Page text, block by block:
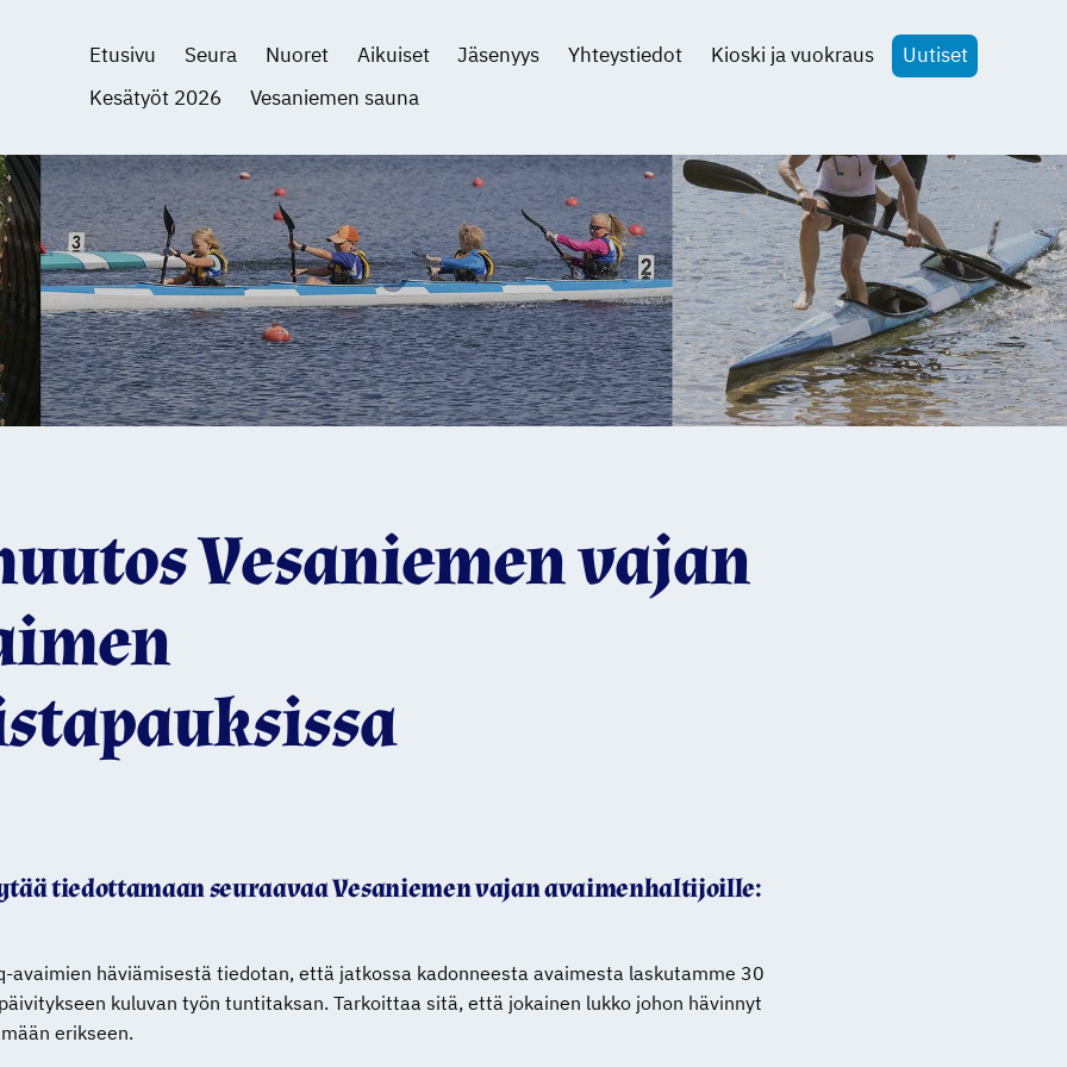
Etusivu Seura Nuoret Aikuiset Jäsenyys Yhteystiedot Kioski ja vuokraus
Uutiset
Kesätyöt 2026
Vesaniemen sauna
Vesaniemen vajan
tiedottamaan seuraavaa Vesaniemen vajan avaimenhaltijoille:
avaimien häviämisestä tiedotan, että jatkossa kadonneesta avaimesta laskutamme 30
kuluvan työn tuntitaksan. Tarkoittaa sitä, että jokainen lukko johon hävinnyt
erikseen.